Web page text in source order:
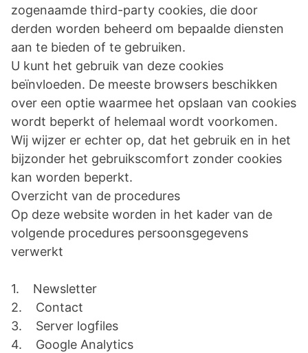
zogenaamde third-party cookies, die door
derden worden beheerd om bepaalde diensten
aan te bieden of te gebruiken.
U kunt het gebruik van deze cookies
beïnvloeden. De meeste browsers beschikken
over een optie waarmee het opslaan van cookies
wordt beperkt of helemaal wordt voorkomen.
Wij wijzer er echter op, dat het gebruik en in het
bijzonder het gebruikscomfort zonder cookies
kan worden beperkt.
Overzicht van de procedures
Op deze website worden in het kader van de
volgende procedures persoonsgegevens
verwerkt
1. Newsletter
2. Contact
3. Server logfiles
4. Google Analytics